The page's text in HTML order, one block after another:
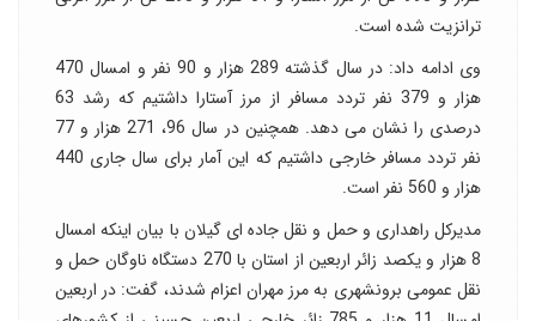
ترانزیت شده است.
وی ادامه داد: در سال گذشته 289 هزار و 90 نفر و امسال 470
هزار و 379 نفر تردد مسافر از مرز آستارا داشتیم که رشد 63
درصدی را نشان می دهد. همچنین در سال 96، 271 هزار و 77
نفر تردد مسافر خارجی داشتیم که این آمار برای سال جاری 440
هزار و 560 نفر است.
مدیرکل راهداری و حمل و نقل جاده ای گیلان با بیان اینکه امسال
8 هزار و یکصد زائر اربعین از استان با 270 دستگاه ناوگان حمل و
نقل عمومی برونشهری به مرز مهران اعزام شدند، گفت: در اربعین